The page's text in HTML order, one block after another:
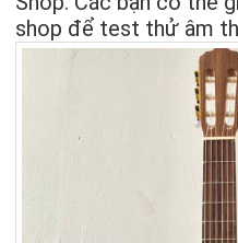
shop để test thử âm